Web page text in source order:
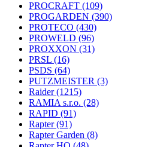
PROCRAFT (109)
PROGARDEN (390)
PROTECO (430)
PROWELD (96)
PROXXON (31)
PRSL (16)
PSDS (64)
PUTZMEISTER (3)
Raider(1215)
RAMIA s.r.o. (28)
RAPID (91)
Rapter(91)
Rapter Garden (8)